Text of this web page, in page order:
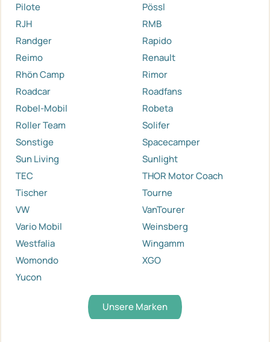
Pilote
Pössl
RJH
RMB
Randger
Rapido
Reimo
Renault
Rhön Camp
Rimor
Roadcar
Roadfans
Robel-Mobil
Robeta
Roller Team
Solifer
Sonstige
Spacecamper
Sun Living
Sunlight
TEC
THOR Motor Coach
Tischer
Tourne
VW
VanTourer
Vario Mobil
Weinsberg
Westfalia
Wingamm
Womondo
XGO
Yucon
Unsere Marken